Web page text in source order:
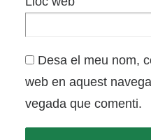
Desa el meu nom,
web en aquest
vegada que comenti.